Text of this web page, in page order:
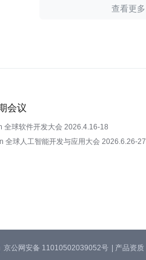
查看更多
会议
全球软件开发大会 2026.4.16-18
全球人工智能开发与应用大会 2026.6.26-27
京公网安备 11010502039052号 | 产品资质